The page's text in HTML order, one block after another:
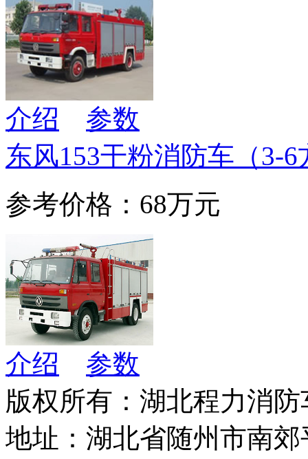
介绍
参数
东风153干粉消防车（3-6
参考价格：68万元
介绍
参数
版权所有：湖北程力消
地址：湖北省随州市南